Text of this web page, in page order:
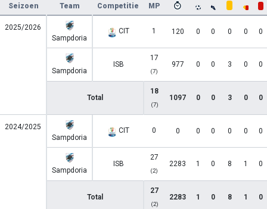
Seizoen Team Competitie MP
2025/2026
Sampdoria
CIT 1 120 0 0 0 0 0
Sampdoria
ISB
17
(7)
977 0 0 3 0 0
Total
18
(7)
1097 0 0 3 0 0
2024/2025
Sampdoria
CIT 0 0 0 0 0 0 0
Sampdoria
ISB
27
(2)
2283 1 0 8 1 0
Total
27
(2)
2283 1 0 8 1 0